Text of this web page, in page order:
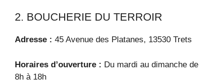
2. BOUCHERIE DU TERROIR
Adresse : 45 Avenue des Platanes, 13530 Trets
Horaires d’ouverture : Du mardi au dimanche de
8h à 18h